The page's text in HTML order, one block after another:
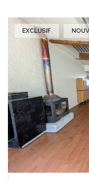
EXCLUSIF